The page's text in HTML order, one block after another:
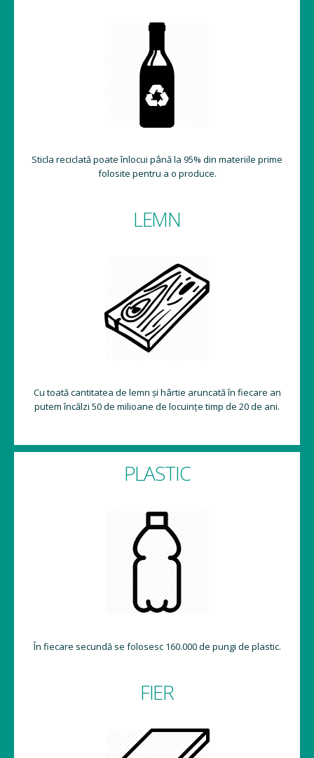
Sticla reciclată poate înlocui până la 95% din materiile prime
folosite pentru a o produce.
LEMN
Cu toată cantitatea de lemn și hârtie aruncată în fiecare an
putem încălzi 50 de milioane de locuințe timp de 20 de ani.
PLASTIC
În fiecare secundă se folosesc 160.000 de pungi de plastic.
FIER